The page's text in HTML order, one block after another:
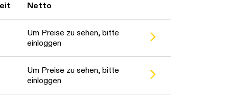
Netto
Bitte warten...
Um Preise zu sehen, bitte
einloggen
Bitte warten...
Um Preise zu sehen, bitte
einloggen